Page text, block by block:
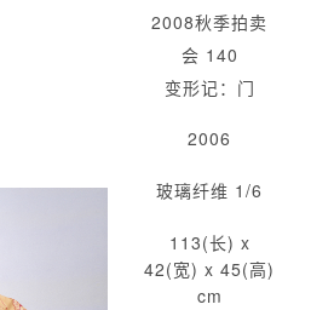
2008秋季拍卖
会 140
变形记：门
2006
玻璃纤维 1/6
113(长) x
42(宽) x 45(高)
cm